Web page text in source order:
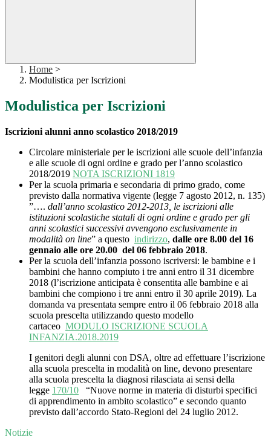
Home >
Modulistica per Iscrizioni
Modulistica per Iscrizioni
Iscrizioni alunni anno scolastico 2018/2019
Circolare ministeriale per le iscrizioni alle scuole dell’infanzia
e alle scuole di ogni ordine e grado per l’anno scolastico
2018/2019 NOTA ISCRIZIONI 1819
Per la scuola primaria e secondaria di primo grado, come
previsto dalla normativa vigente (legge 7 agosto 2012, n. 135)
”…. dall’anno scolastico 2012-2013, le iscrizioni alle
istituzioni scolastiche statali di ogni ordine e grado per gli
anni scolastici successivi avvengono esclusivamente in
modalità on line” a questo indirizzo, dalle ore 8.00 del 16
gennaio alle ore 20.00 del 06 febbraio 2018.
Per la scuola dell’infanzia possono iscriversi: le bambine e i
bambini che hanno compiuto i tre anni entro il 31 dicembre
2018 (l’iscrizione anticipata è consentita alle bambine e ai
bambini che compiono i tre anni entro il 30 aprile 2019). La
domanda va presentata sempre entro il 06 febbraio 2018 alla
scuola prescelta utilizzando questo modello
cartaceo MODULO ISCRIZIONE SCUOLA
INFANZIA.2018.2019
I genitori degli alunni con DSA, oltre ad effettuare l’iscrizione
alla scuola prescelta in modalità on line, devono presentare
alla scuola prescelta la diagnosi rilasciata ai sensi della
legge 170/10 “Nuove norme in materia di disturbi specifici
di apprendimento in ambito scolastico” e secondo quanto
previsto dall’accordo Stato-Regioni del 24 luglio 2012.
Notizie